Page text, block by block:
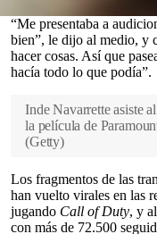
seconds
seconds
“Me presentaba a
bien”, le dijo al medio, y
hacer cosas. Así que
hacía todo lo que podía”.
Inde Navarrette asiste
la película de
(Getty)
Los fragmentos de las
han vuelto virales en las
jugando Call of Duty, y
con más de 72.500